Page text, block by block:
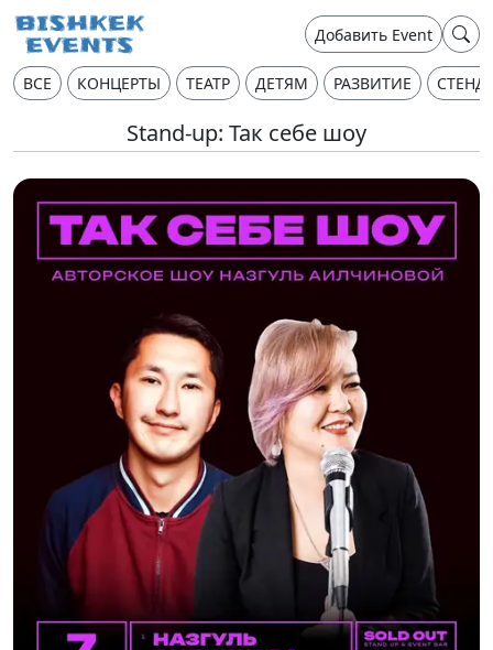
Добавить Event
ВСЕ КОНЦЕРТЫ ТЕАТР ДЕТЯМ РАЗВИТИЕ
Stand-up: Так себе шоу